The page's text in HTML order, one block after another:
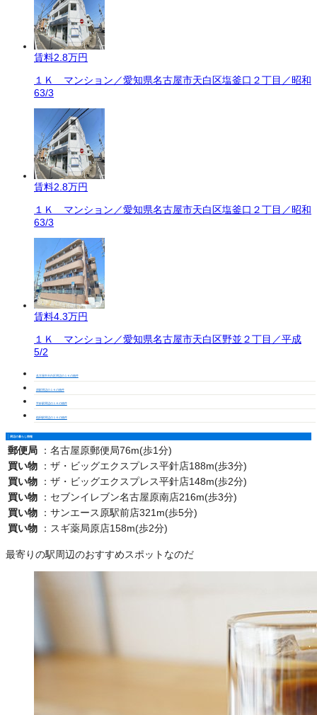
賃料2.8万円
１Ｋ マンション／愛知県名古屋市天白区塩釜口２丁目／昭和
63/3
賃料2.8万円
１Ｋ マンション／愛知県名古屋市天白区塩釜口２丁目／昭和
63/3
賃料4.3万円
１Ｋ マンション／愛知県名古屋市天白区野並２丁目／平成
5/2
名古屋市天白区周辺の１Ｋの物件
原駅周辺の１Ｋの物件
平針駅周辺の１Ｋの物件
植田駅周辺の１Ｋの物件
周辺の暮らし情報
郵便局 ： 名古屋原郵便局76m(歩1分)
買い物
： ザ・ビッグエクスプレス平針店188m(歩3分)
買い物
： ザ・ビッグエクスプレス平針店148m(歩2分)
買い物
： セブンイレブン名古屋原南店216m(歩3分)
買い物
： サンエース原駅前店321m(歩5分)
買い物
： スギ薬局原店158m(歩2分)
最寄りの駅周辺のおすすめスポットなのだ